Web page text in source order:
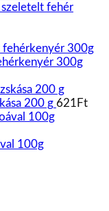
szeletelt fehér
300g
200 g 621 Ft
100g